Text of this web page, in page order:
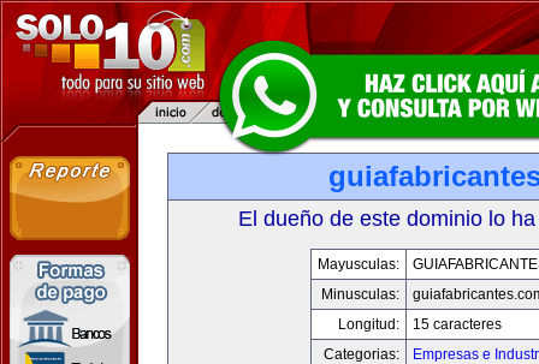
El dueño de este dominio lo
Mayusculas:
Minusculas:
Longitud:
15 caracteres
Categorias:
Empresas e